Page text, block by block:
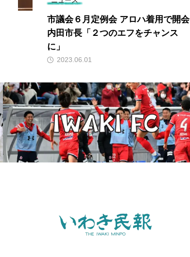
市議会６月定例会 アロハ着用で開会
内田市長「２つのエフをチャンス
に」
2023.06.01